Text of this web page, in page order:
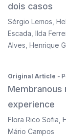
dois casos
Sérgio Lemos
Escada Ilda
Alves Henrique
Original Article -
Membranous
experience
Flora Rico Sofia
Mário Campos